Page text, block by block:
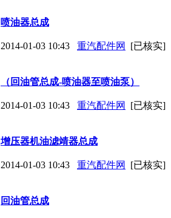
喷油器总成
2014-01-03 10:43 重汽配件网 [已核实]
（回油管总成-喷油器至喷油泵）
2014-01-03 10:43 重汽配件网 [已核实]
增压器机油滤靖器总成
2014-01-03 10:43 重汽配件网 [已核实]
回油管总成